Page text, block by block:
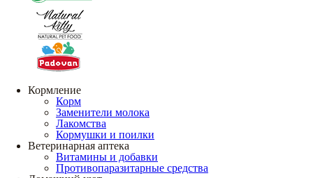
Кормление
Корм
Заменители молока
Лакомства
Кормушки и поилки
Ветеринарная аптека
Витамины и добавки
Противопаразитарные средства